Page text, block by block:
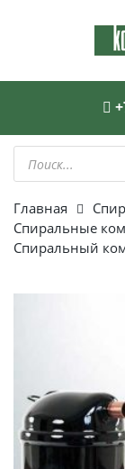
Поиск
товаров
Главная
Спиральные
Спиральный